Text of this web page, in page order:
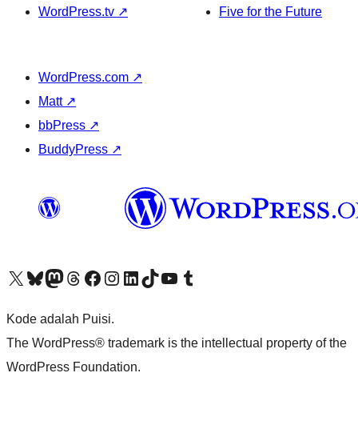
WordPress.tv ↗
Five for the Future
WordPress.com ↗
Matt ↗
bbPress ↗
BuddyPress ↗
Kunjungi akun X (sebelumnya Twitter) kamiVisit our Bluesky account
Kunjungi akun Mastodon kamiVisit our Threads account
Kunjungi halaman Facebook kamiKunjungi akun Instagram kamiKunjungi akun LinkedIn kamiVisit our TikTok account
Kunjungi channel YouTube kamiVisit our Tumblr account
Kode adalah Puisi.
The WordPress® trademark is the intellectual property of the
WordPress Foundation.